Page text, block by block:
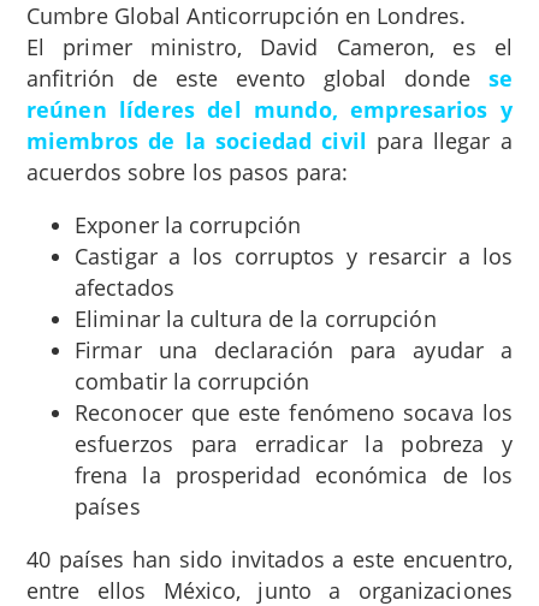
Cumbre Global Anticorrupción en Londres.
El primer ministro, David Cameron, es el
anfitrión de este evento global dondese
reúnen líderes del mundo, empresarios y
miembros de la sociedad civil para llegar a
acuerdos sobre los pasos para:
Exponer la corrupción
Castigar a los corruptos y resarcir a los
afectados
Eliminar la cultura de la corrupción
Firmar una declaración para ayudar a
combatir la corrupción
Reconocer que este fenómeno socava los
esfuerzos para erradicar la pobreza y
frena la prosperidad económica de los
países
40 países han sido invitados a este encuentro,
entre ellos México, junto a organizaciones